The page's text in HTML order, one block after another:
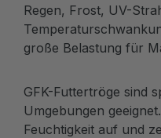
Regen, Frost, UV-
große Belastung für
GFK-Futtertröge sind
Umgebungen
Feuchtigkeit auf und